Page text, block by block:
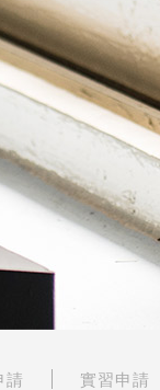
請 實習申請